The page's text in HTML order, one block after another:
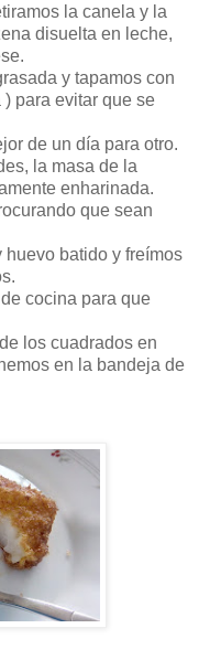
la canela y la
disuelta en leche,
y tapamos con
para evitar que se
de un día para otro.
la masa de la
enharinada.
que sean
huevo batido y freímos
cocina para que
los cuadrados en
en la bandeja de